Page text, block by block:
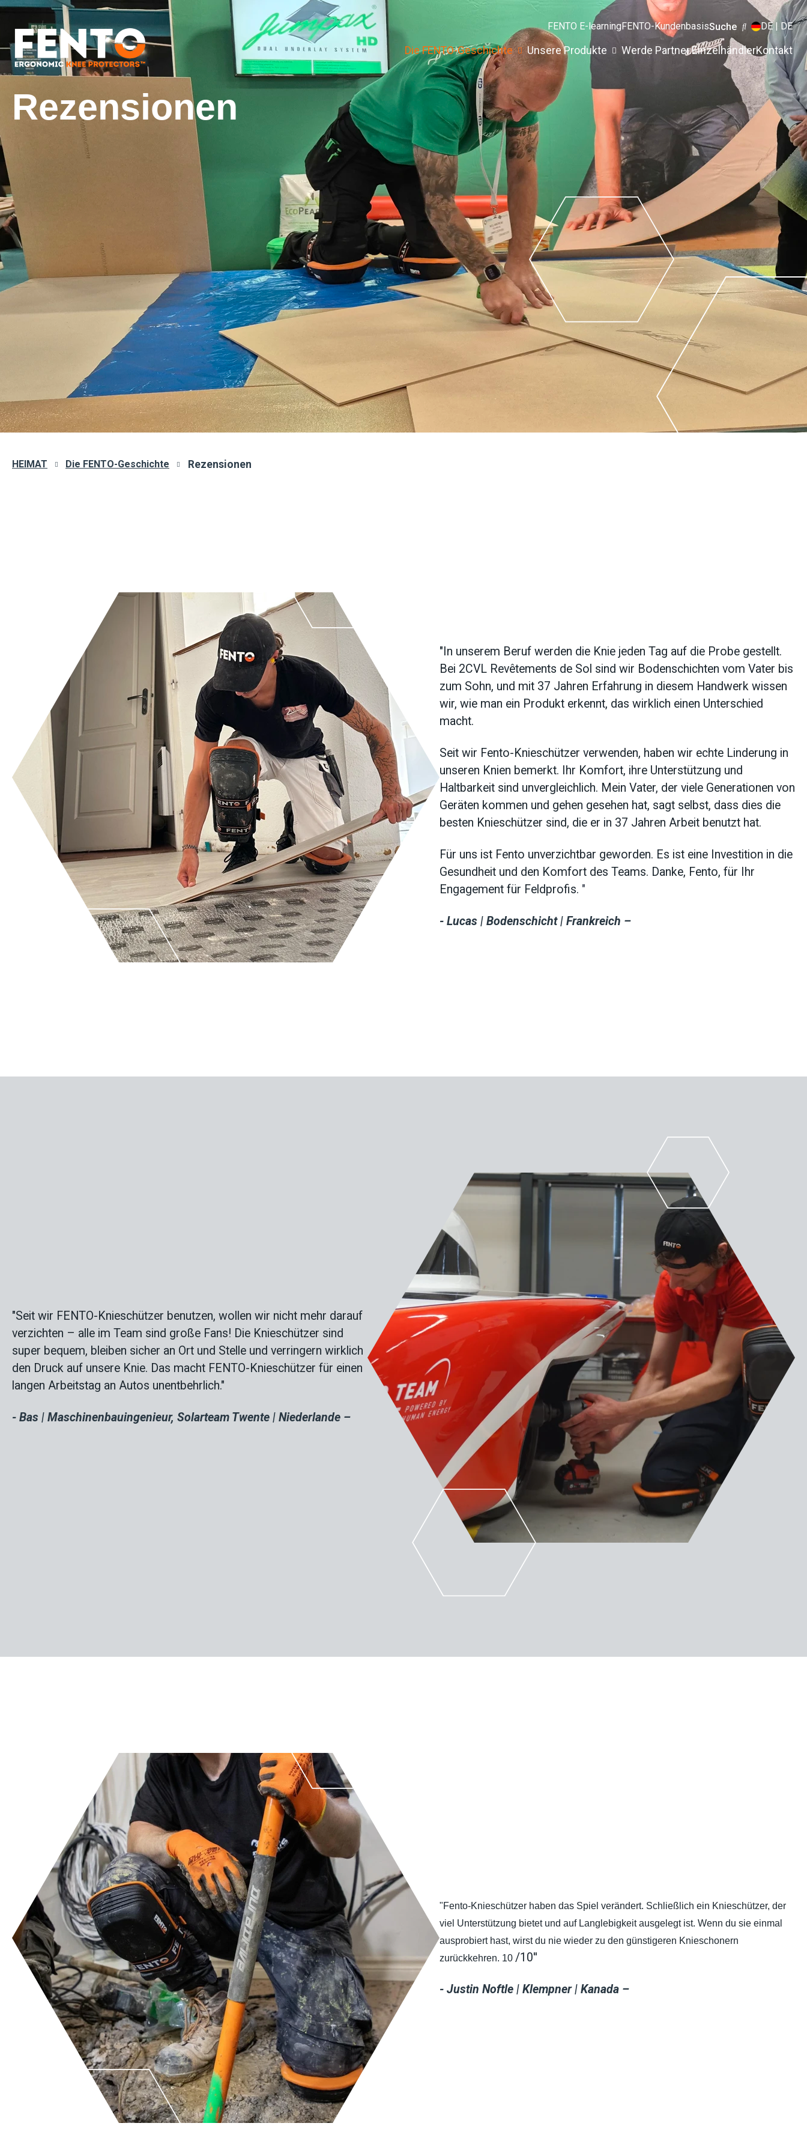
FENTO E-learningFENTO-KundenbasisSuche DE | DE
Die FENTO-Geschichte Unsere Produkte Werde Partner.EinzelhändlerKontakt
Rezensionen
HEIMAT Die FENTO-Geschichte Rezensionen
"In unserem Beruf werden die Knie jeden Tag auf die Probe gestellt.
Bei 2CVL Revêtements de Sol sind wir Bodenschichten vom Vater bis
zum Sohn, und mit 37 Jahren Erfahrung in diesem Handwerk wissen
wir, wie man ein Produkt erkennt, das wirklich einen Unterschied
macht.
Seit wir Fento-Knieschützer verwenden, haben wir echte Linderung in
unseren Knien bemerkt. Ihr Komfort, ihre Unterstützung und
Haltbarkeit sind unvergleichlich. Mein Vater, der viele Generationen von
Geräten kommen und gehen gesehen hat, sagt selbst, dass dies die
besten Knieschützer sind, die er in 37 Jahren Arbeit benutzt hat.
Für uns ist Fento unverzichtbar geworden. Es ist eine Investition in die
Gesundheit und den Komfort des Teams. Danke, Fento, für Ihr
Engagement für Feldprofis. "
- Lucas | Bodenschicht | Frankreich –
"Seit wir FENTO-Knieschützer benutzen, wollen wir nicht mehr darauf
verzichten – alle im Team sind große Fans! Die Knieschützer sind
super bequem, bleiben sicher an Ort und Stelle und verringern wirklich
den Druck auf unsere Knie. Das macht FENTO-Knieschützer für einen
langen Arbeitstag an Autos unentbehrlich."
- Bas | Maschinenbauingenieur, Solarteam Twente | Niederlande –
"Fento-Knieschützer haben das Spiel verändert. Schließlich ein Knieschützer, der
viel Unterstützung bietet und auf Langlebigkeit ausgelegt ist. Wenn du sie einmal
ausprobiert hast, wirst du nie wieder zu den günstigeren Knieschonern
zurückkehren. 10 /10''
- Justin Noftle | Klempner | Kanada –